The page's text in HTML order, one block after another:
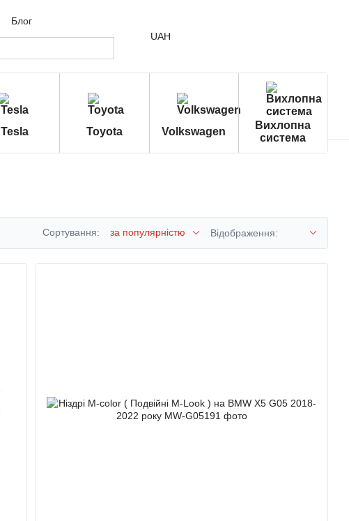
Блог
UAH
Tesla Toyota Volkswagen
Вихлопна
система
Сортування: за популярністю Відображення: